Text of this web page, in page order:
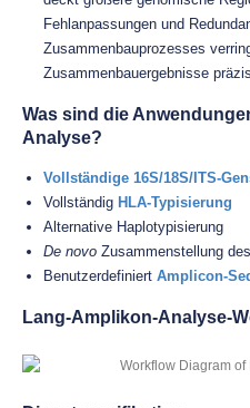
Fehlanpassungen und
Zusammenbauprozesses
Zusammenbauergebnisse
Was sind die
Analyse?
Vollständige 16S/18S/ITS-
Vollständig HLA-Typisierung
Alternative Haplotypisierung
De novo Zusammenstellung
Benutzerdefiniert Amplicon-
Lang-Amplikon-Analyse-